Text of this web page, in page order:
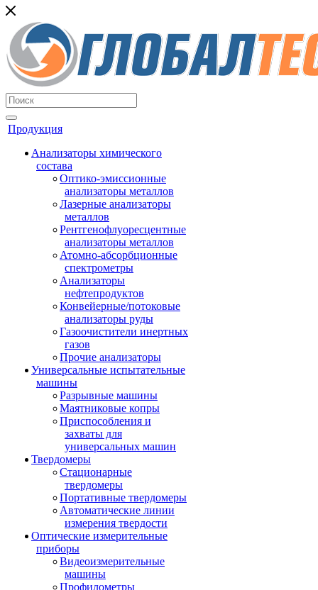
Продукция
Анализаторы химического
состава
Оптико-эмиссионные
анализаторы металлов
Лазерные анализаторы
металлов
Рентгенофлуоресцентные
анализаторы металлов
Атомно-абсорбционные
спектрометры
Анализаторы
нефтепродуктов
Конвейерные/потоковые
анализаторы руды
Газоочистители инертных
газов
Прочие анализаторы
Универсальные испытательные
машины
Разрывные машины
Маятниковые копры
Приспособления и
захваты для
универсальных машин
Твердомеры
Стационарные
твердомеры
Портативные твердомеры
Автоматические линии
измерения твердости
Оптические измерительные
приборы
Видеоизмерительные
машины
Профилометры